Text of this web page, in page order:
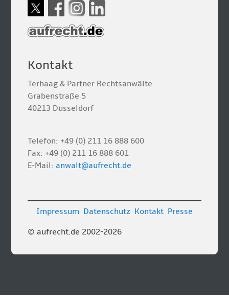
Kontakt
Terhaag & Partner Rechtsanwälte
Grabenstraße 5
40213 Düsseldorf
Telefon: +49 (0) 211 16 888 600
Fax: +49 (0) 211 16 888 601
E-Mail:anwalt@aufrecht.de
© aufrecht.de 2002-2026
Impressum Datenschutz Kontakt Presse